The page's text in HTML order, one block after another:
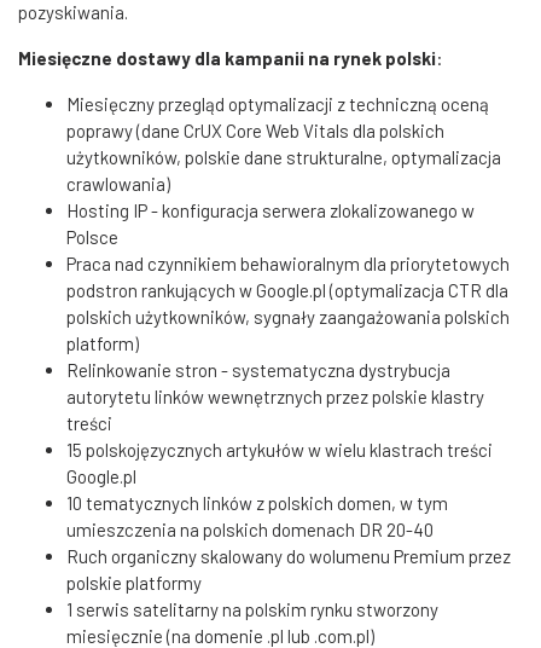
pozyskiwania.
Miesięczne dostawy dla kampanii na rynek polski:
Miesięczny przegląd optymalizacji z techniczną oceną
poprawy (dane CrUX Core Web Vitals dla polskich
użytkowników, polskie dane strukturalne, optymalizacja
crawlowania)
Hosting IP - konfiguracja serwera zlokalizowanego w
Polsce
Praca nad czynnikiem behawioralnym dla priorytetowych
podstron rankujących w Google.pl (optymalizacja CTR dla
polskich użytkowników, sygnały zaangażowania polskich
platform)
Relinkowanie stron - systematyczna dystrybucja
autorytetu linków wewnętrznych przez polskie klastry
treści
15 polskojęzycznych artykułów w wielu klastrach treści
Google.pl
10 tematycznych linków z polskich domen, w tym
umieszczenia na polskich domenach DR 20-40
Ruch organiczny skalowany do wolumenu Premium przez
polskie platformy
1 serwis satelitarny na polskim rynku stworzony
miesięcznie (na domenie .pl lub .com.pl)